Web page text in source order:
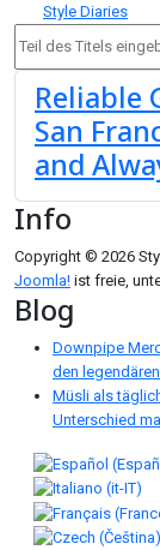
Style Diaries
Reliable
San
and
Info
Copyright © 2026
Joomla! ist freie,
Blog
Downpipe
den
Müsli als
Unterschied
Sprache auswählen